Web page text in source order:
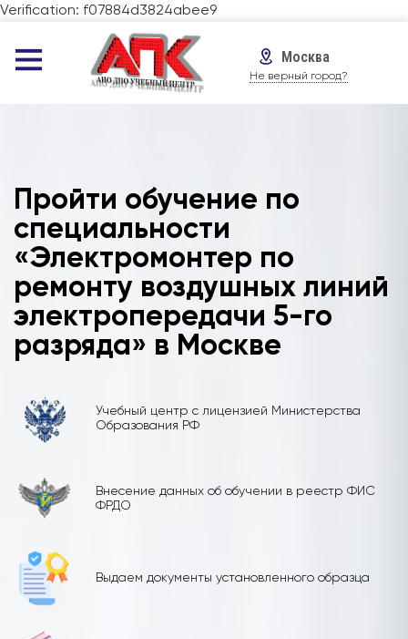
Verification: f07884d3824abee9
Москва
Не верный город?
Пройти обучение по
специальности
«Электромонтер по
ремонту воздушных линий
электропередачи 5-го
разряда» в Москве
Учебный центр с лицензией Министерства
Образования РФ
Внесение данных об обучении в реестр ФИС
ФРДО
Выдаем документы установленного образца